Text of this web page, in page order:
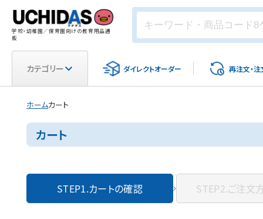
学校・幼稚園／保育園向けの教育用品通
販
カテゴリー ダイレクトオーダー 再注文・注
ホームカート
カート
STEP1.カートの確認 STEP2.ご注文